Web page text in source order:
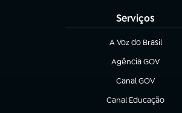
Serviços
A Voz do Brasil
(abre em nova aba)
Agência GOV
(abre em nova aba)
Canal GOV
(abre em nova aba)
Canal Educação
(abre em nova aba)